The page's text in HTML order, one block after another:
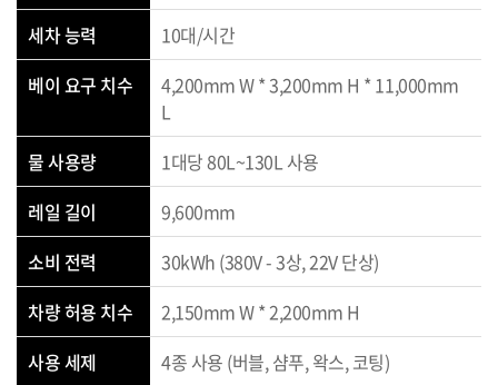
세차 능력
10대/시간
베이 요구 치수
4,200mm W * 3,200mm H * 11,000mm
L
물 사용량
1대당 80L~130L 사용
레일 길이
9,600mm
소비 전력
30kWh (380V - 3상, 22V 단상)
차량 허용 치수
2,150mm W * 2,200mm H
사용 세제
4종 사용 (버블, 샴푸, 왁스, 코팅)